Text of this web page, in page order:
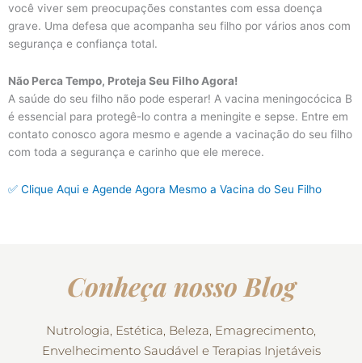
você viver sem preocupações constantes com essa doença
grave. Uma defesa que acompanha seu filho por vários anos com
segurança e confiança total.
Não Perca Tempo, Proteja Seu Filho Agora!
A saúde do seu filho não pode esperar! A vacina meningocócica B
é essencial para protegê-lo contra a meningite e sepse. Entre em
contato conosco agora mesmo e agende a vacinação do seu filho
com toda a segurança e carinho que ele merece.
✅ Clique Aqui e Agende Agora Mesmo a Vacina do Seu Filho
Conheça nosso Blog
Nutrologia, Estética, Beleza, Emagrecimento,
Envelhecimento Saudável e Terapias Injetáveis